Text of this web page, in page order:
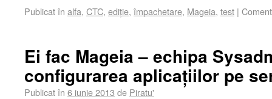
Publicat în alfa, CTC, ediție, împachetare, Mageia, test |
Ei fac Mageia – echipa
configurarea aplicațiilor pe
Publicat în 6 iunie 2013 de Piratu'